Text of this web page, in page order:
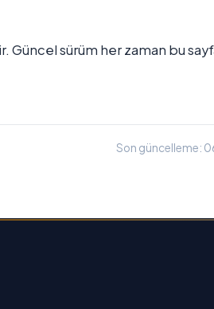
sürüm her zaman bu
Son güncelleme: